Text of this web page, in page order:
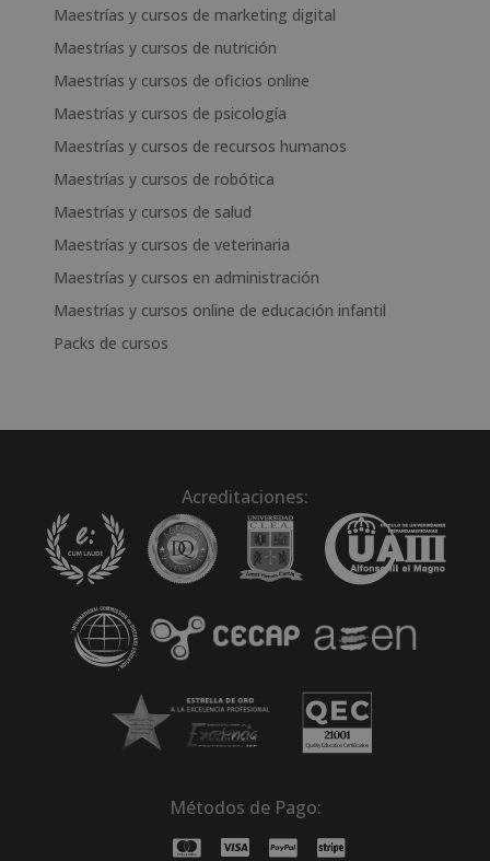
Maestrías y cursos de marketing digital
Maestrías y cursos de nutrición
Maestrías y cursos de oficios online
Maestrías y cursos de psicología
Maestrías y cursos de recursos humanos
Maestrías y cursos de robótica
Maestrías y cursos de salud
Maestrías y cursos de veterinaria
Maestrías y cursos en administración
Maestrías y cursos online de educación infantil
Packs de cursos
Acreditaciones:
Métodos de Pago: